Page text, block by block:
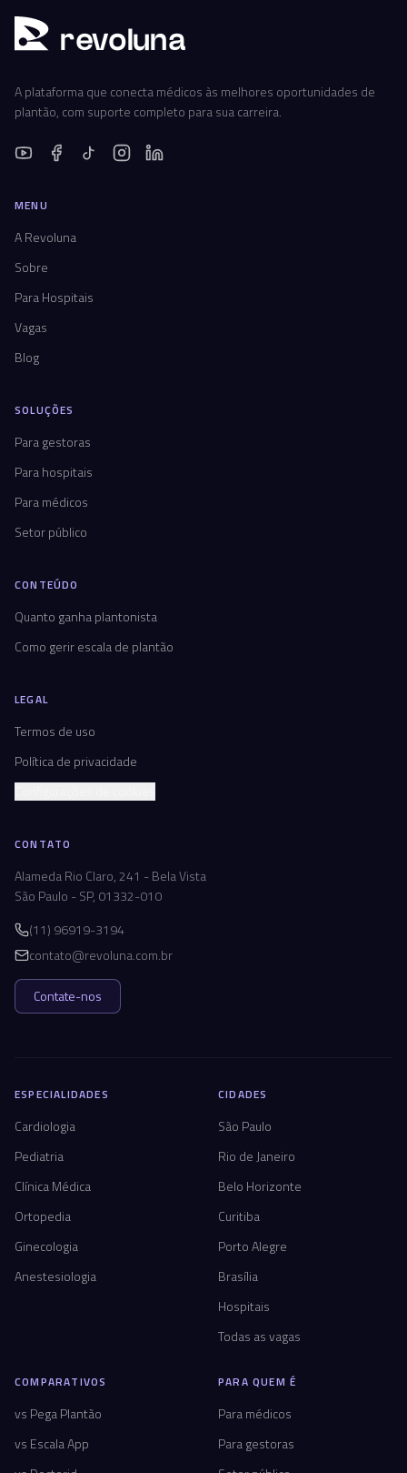
revoluna
A plataforma que conecta médicos às melhores oportunidades de
plantão, com suporte completo para sua carreira.
MENU
A Revoluna
Sobre
Para Hospitais
Vagas
Blog
SOLUÇÕES
Para gestoras
Para hospitais
Para médicos
Setor público
CONTEÚDO
Quanto ganha plantonista
Como gerir escala de plantão
LEGAL
Termos de uso
Política de privacidade
CONTATO
Alameda Rio Claro, 241 - Bela Vista
São Paulo - SP, 01332-010
(11) 96919-3194
contato@revoluna.com.br
Contate-nos
ESPECIALIDADES
Cardiologia
Pediatria
Clínica Médica
Ortopedia
Ginecologia
Anestesiologia
CIDADES
São Paulo
Rio de Janeiro
Belo Horizonte
Curitiba
Porto Alegre
Brasília
Hospitais
Todas as vagas
COMPARATIVOS
vs Pega Plantão
vs Escala App
PARA QUEM É
Para médicos
Para gestoras